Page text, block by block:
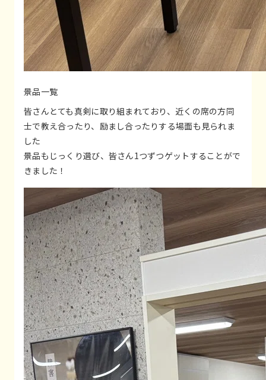
景品一覧
皆さんとても真剣に取り組まれており、近くの席の方同
士で教え合ったり、励まし合ったりする場面も見られま
した
景品もじっくり選び、皆さん1つずつゲットすることがで
きました！